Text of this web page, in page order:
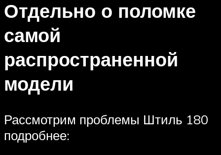
Отдельно о поломке
самой
распространенной
модели
Рассмотрим проблемы Штиль 180
подробнее: